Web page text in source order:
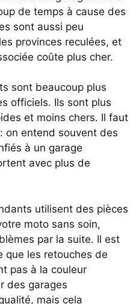
de temps à cause des
sont aussi peu
provinces reculées, et
coûte plus cher.
sont beaucoup plus
officiels. Ils sont plus
et moins chers. Il faut
on entend souvent des
à un garage
avec plus de
utilisent des pièces
moto sans soin,
par la suite. Il est
que les retouches de
pas à la couleur
des garages
mais cela